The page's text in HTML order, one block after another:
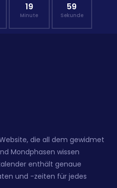
19
Minute
58
Sekunde
die all dem gewidmet
Mondphasen wissen
enthält genaue
und -zeiten für jedes